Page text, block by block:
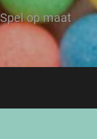
Spel op maat